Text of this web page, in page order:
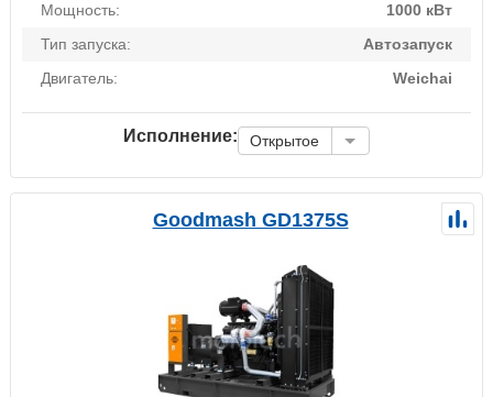
Мощность:
1000 кВт
Тип запуска:
Автозапуск
Двигатель:
Weichai
Исполнение: Открытое
Goodmash GD1375S